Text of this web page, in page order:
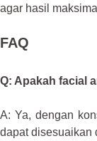
agar hasil
FAQ
Q: Apakah facial
A: Ya, dengan
dapat disesuaikan